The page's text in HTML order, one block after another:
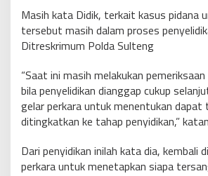
Masih kata Didik, terkait kasus pidana
tersebut masih dalam proses
Ditreskrimum Polda Sulteng
“Saat ini masih melakukan
bila penyelidikan dianggap cukup
gelar perkara untuk menentukan dapat
ditingkatkan ke tahap penyidikan,”
Dari penyidikan inilah kata dia, kembali
perkara untuk menetapkan siapa